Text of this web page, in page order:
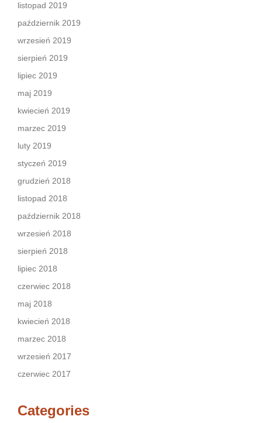
listopad 2019
październik 2019
wrzesień 2019
sierpień 2019
lipiec 2019
maj 2019
kwiecień 2019
marzec 2019
luty 2019
styczeń 2019
grudzień 2018
listopad 2018
październik 2018
wrzesień 2018
sierpień 2018
lipiec 2018
czerwiec 2018
maj 2018
kwiecień 2018
marzec 2018
wrzesień 2017
czerwiec 2017
Categories